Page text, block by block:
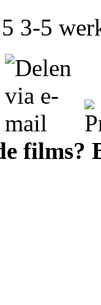
3-5
films?